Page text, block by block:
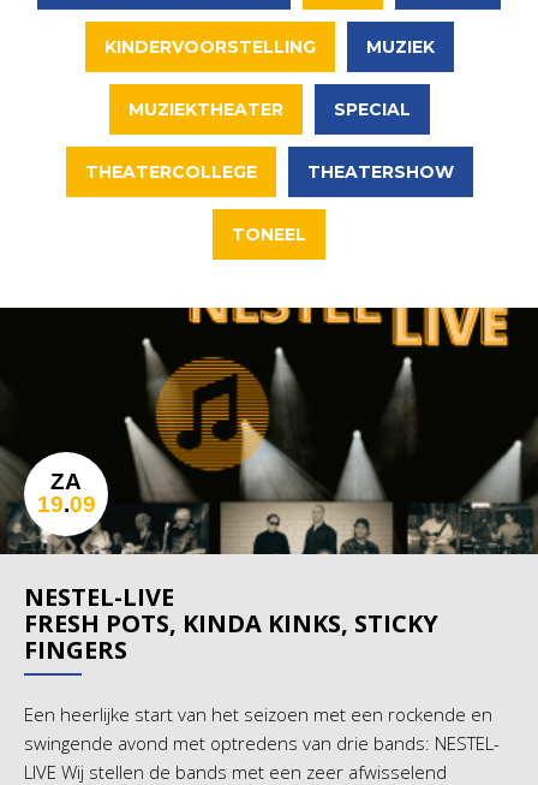
KINDERVOORSTELLING MUZIEK
MUZIEKTHEATER SPECIAL
THEATERCOLLEGE THEATERSHOW
TONEEL
NESTEL-LIVE
FRESH POTS, KINDA KINKS, STICKY
FINGERS
Een heerlijke start van het seizoen met een rockende en
swingende avond met optredens van drie bands: NESTEL-
LIVE Wij stellen de bands met een zeer afwisselend
ZA
19.09